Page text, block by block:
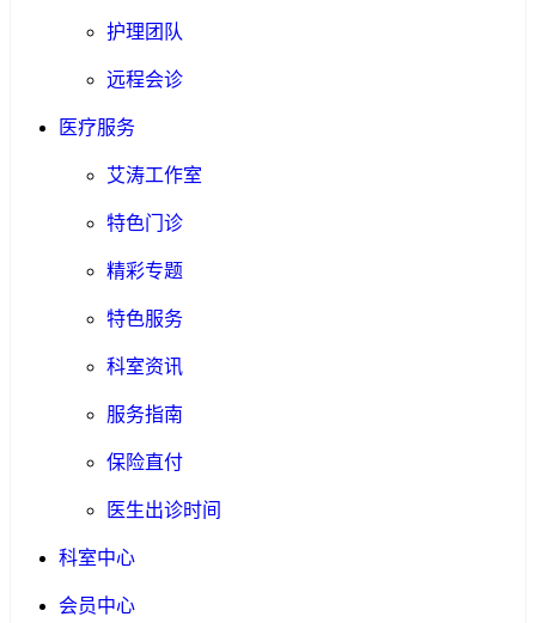
护理团队
远程会诊
医疗服务
艾涛工作室
特色门诊
精彩专题
特色服务
科室资讯
服务指南
保险直付
医生出诊时间
科室中心
会员中心